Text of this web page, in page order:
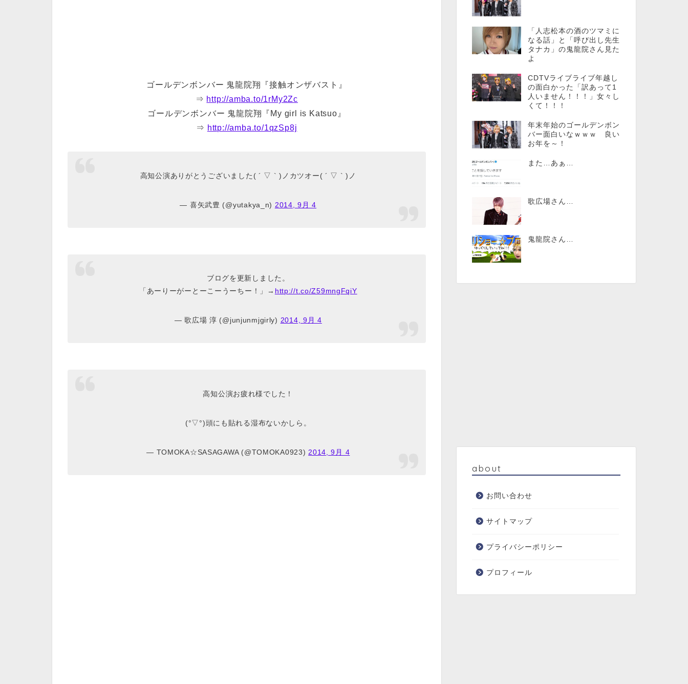
ゴールデンボンバー 鬼龍院翔『接触オンザバスト』
⇒ http://amba.to/1rMy2Zc
ゴールデンボンバー 鬼龍院翔『My girl is Katsuo』
⇒ http://amba.to/1qzSp8j
高知公演ありがとうございました( ´ ▽ ` )ノカツオー( ´ ▽ ` )ノ
— 喜矢武豊 (@yutakya_n) 2014, 9月 4
ブログを更新しました。
「あーりーがーとーこーうーちー！」→ http://t.co/Z59mngFqiY
— 歌広場 淳 (@junjunmjgirly) 2014, 9月 4
高知公演お疲れ様でした！
(°▽°)頭にも貼れる湿布ないかしら。
— TOMOKA☆SASAGAWA (@TOMOKA0923) 2014, 9月 4
「人志松本の酒のツマミに
なる話」と「呼び出し先生
タナカ」の鬼龍院さん見た
よ
CDTVライブライブ年越し
の面白かった「訳あって1
人いません！！！」女々し
くて！！！
年末年始のゴールデンボン
バー面白いなｗｗｗ 良い
お年を～！
また…あぁ…
歌広場さん…
鬼龍院さん…
about
お問い合わせ
サイトマップ
プライバシーポリシー
プロフィール